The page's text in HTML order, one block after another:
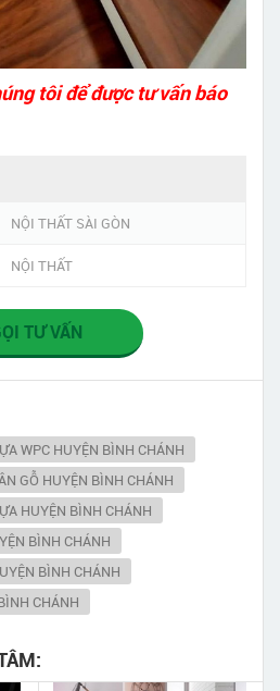
tôi để được tư vấn báo
NỘI THẤT SÀI GÒN
NỘI THẤT
TƯ VẤN
WPC HUYỆN BÌNH CHÁNH
GỖ HUYỆN BÌNH CHÁNH
HUYỆN BÌNH CHÁNH
BÌNH CHÁNH
BÌNH CHÁNH
CHÁNH